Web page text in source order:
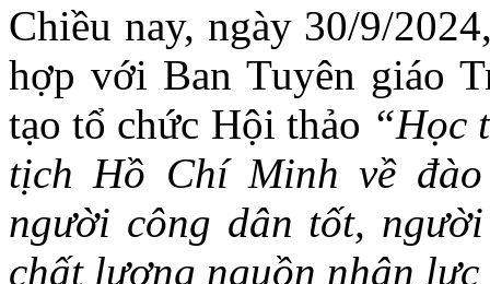
Chiều nay, ngày 30/9/
hợp với Ban Tuyên giáo
tạo tổ chức Hội thảo “Học
tịch Hồ Chí Minh về
người công dân tốt,
chất lượng nguồn nhân